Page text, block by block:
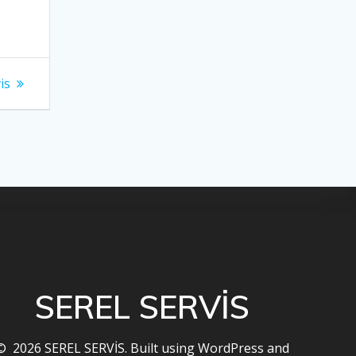
SEREL SERVİS
2026 SEREL SERVİS. Built using WordPress and